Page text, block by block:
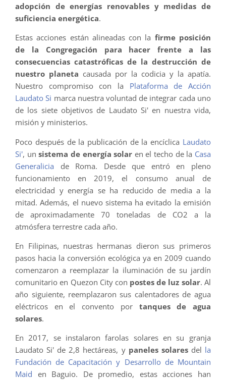
adopción de energías renovables y medidas de
suficiencia energética.
Estas acciones están alineadas con la firme posición
de la Congregación para hacer frente a las
consecuencias catastróficas de la destrucción de
nuestro planeta causada por la codicia y la apatía.
Nuestro compromiso con la Plataforma de Acción
Laudato Si marca nuestra voluntad de integrar cada uno
de los siete objetivos de Laudato Si' en nuestra vida,
misión y ministerios.
Poco después de la publicación de la encíclica Laudato
Si', unsistema de energía solar en el techo de la Casa
Generalicia de Roma. Desde que entró en pleno
funcionamiento en 2019, el consumo anual de
electricidad y energía se ha reducido de media a la
mitad. Además, el nuevo sistema ha evitado la emisión
de aproximadamente 70 toneladas de CO2 a la
atmósfera terrestre cada año.
En Filipinas, nuestras hermanas dieron sus primeros
pasos hacia la conversión ecológica ya en 2009 cuando
comenzaron a reemplazar la iluminación de su jardín
comunitario en Quezon City con postes de luz solar. Al
año siguiente, reemplazaron sus calentadores de agua
eléctricos en el convento por tanques de agua
solares.
En 2017, se instalaron farolas solares en su granja
Laudato Si' de 2,8 hectáreas, y paneles solaresdel la
Fundación de Capacitación y Desarrollo de Mountain
Maid en Baguio. De promedio, estas acciones han